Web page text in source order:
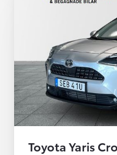
Toyota Yaris